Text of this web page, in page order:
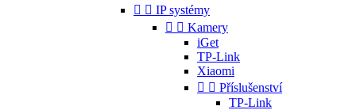
  IP systémy
  Kamery
iGet
TP-Link
Xiaomi
  Příslušenství
TP-Link